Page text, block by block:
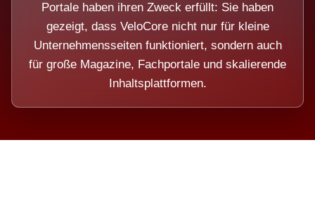
Portale haben ihren Zweck erfüllt: Sie haben
gezeigt, dass VeloCore nicht nur für kleine
Unternehmensseiten funktioniert, sondern auch
für große Magazine, Fachportale und skalierende
Inhaltsplattformen.